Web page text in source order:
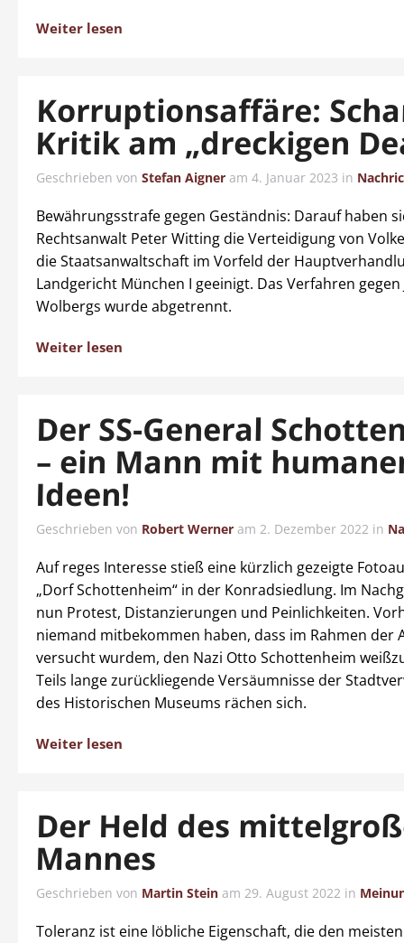
Weiter lesen
Korruptionsaffäre:
Kritik am „dreckigen
Geschrieben von Stefan Aigner am 4. Januar 2023 in
Bewährungsstrafe gegen Geständnis: Darauf haben
Rechtsanwalt Peter Witting die Verteidigung von
die Staatsanwaltschaft im Vorfeld der
Landgericht München I geeinigt. Das Verfahren gegen
Wolbergs wurde abgetrennt.
Weiter lesen
Der SS-General
– ein Mann mit
Ideen!
Geschrieben von Robert Werner am 2. Dezember 2022 in
Auf reges Interesse stieß eine kürzlich gezeigte
„Dorf Schottenheim“ in der Konradsiedlung. Im
nun Protest, Distanzierungen und Peinlichkeiten.
niemand mitbekommen haben, dass im Rahmen der
versucht wurdem, den Nazi Otto Schottenheim
Teils lange zurückliegende Versäumnisse der
des Historischen Museums rächen sich.
Weiter lesen
Der Held des
Mannes
Geschrieben von Martin Stein am 29. August 2022 in
Toleranz ist eine löbliche Eigenschaft, die den